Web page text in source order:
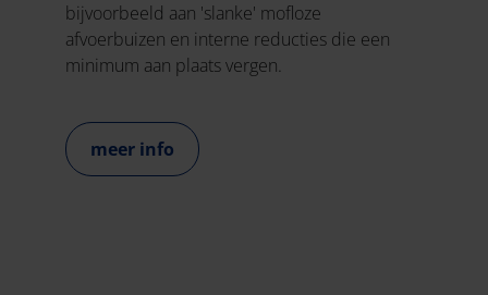
bijvoorbeeld aan 'slanke' mofloze
afvoerbuizen en interne reducties die een
minimum aan plaats vergen.
meer info